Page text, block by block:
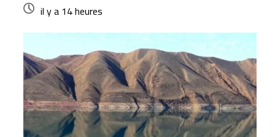
il y a 14 heures